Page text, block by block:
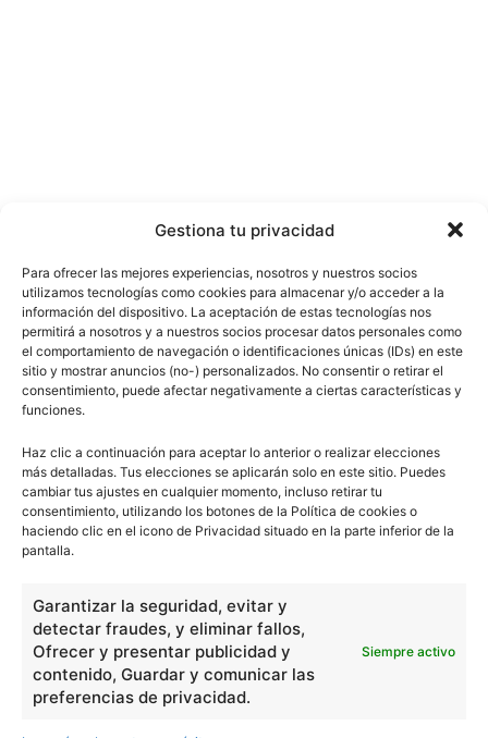
Gestiona tu privacidad
Para ofrecer las mejores experiencias, nosotros y nuestros socios
utilizamos tecnologías como cookies para almacenar y/o acceder a la
información del dispositivo. La aceptación de estas tecnologías nos
permitirá a nosotros y a nuestros socios procesar datos personales como
el comportamiento de navegación o identificaciones únicas (IDs) en este
sitio y mostrar anuncios (no-) personalizados. No consentir o retirar el
consentimiento, puede afectar negativamente a ciertas características y
funciones.
Haz clic a continuación para aceptar lo anterior o realizar elecciones
más detalladas. Tus elecciones se aplicarán solo en este sitio. Puedes
cambiar tus ajustes en cualquier momento, incluso retirar tu
consentimiento, utilizando los botones de la Política de cookies o
haciendo clic en el icono de Privacidad situado en la parte inferior de la
pantalla.
Garantizar la seguridad, evitar y
detectar fraudes, y eliminar fallos,
Ofrecer y presentar publicidad y
contenido, Guardar y comunicar las
preferencias de privacidad.
Siempre activo